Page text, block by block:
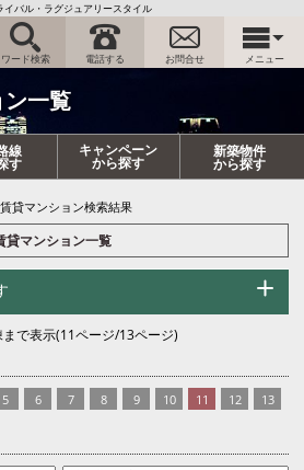
バル・ラグジュアリースタイル
ワード検索 電話する お問合せ メニュー
一覧
線
す
キャンペーン
から探す
新築物件
から探す
貸マンション検索結果
貸マンション一覧
まで表示(11ページ/13ページ)
5 6 7 8 9 10 11 12
13